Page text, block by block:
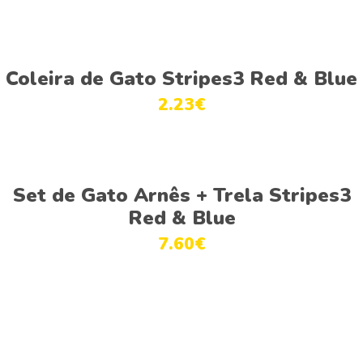
Ver opções
Coleira de Gato Stripes3 Red & Blue
2.23€
Ver opções
Set de Gato Arnês + Trela Stripes3
Red & Blue
7.60€